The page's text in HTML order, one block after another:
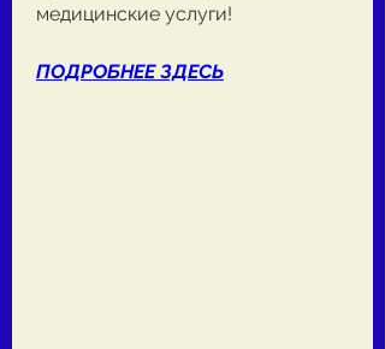
медицинские услуги!
ПОДРОБНЕЕ ЗДЕСЬ